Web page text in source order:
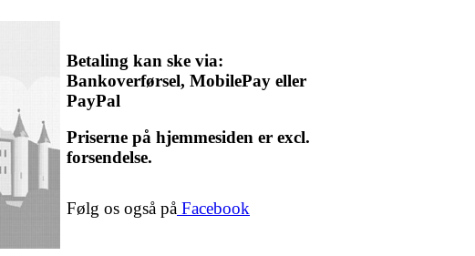
Betaling kan ske via:
Bankoverførsel, MobilePay eller
PayPal
Priserne på hjemmesiden er excl.
forsendelse.
Følg os også på Facebook